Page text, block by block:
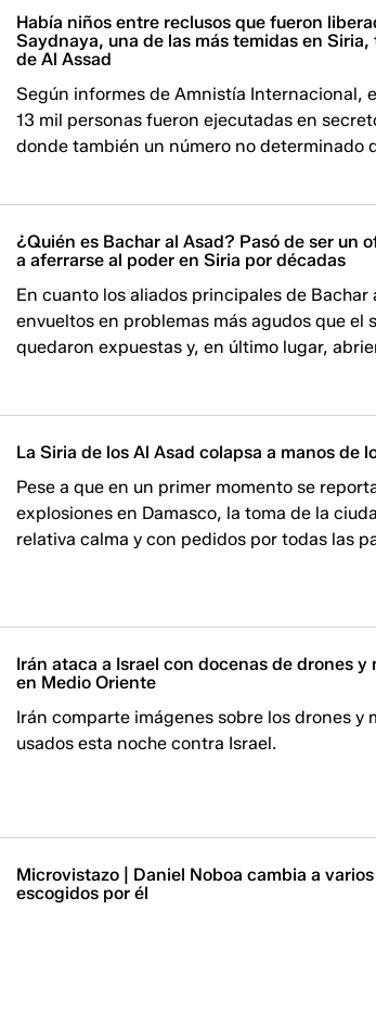
Había niños entre reclusos que fueron
Saydnaya, una de las más temidas en
de Al Assad
Según informes de Amnistía Internacional,
13 mil personas fueron ejecutadas en
donde también un número no determinado
¿Quién es Bachar al Asad? Pasó de ser un
a aferrarse al poder en Siria por décadas
En cuanto los aliados principales de Bachar
envueltos en problemas más agudos que el
quedaron expuestas y, en último lugar,
La Siria de los Al Asad colapsa a manos de
Pese a que en un primer momento se
explosiones en Damasco, la toma de la
relativa calma y con pedidos por todas las
Irán ataca a Israel con docenas de drones
en Medio Oriente
Irán comparte imágenes sobre los drones y
usados esta noche contra Israel.
Microvistazo | Daniel Noboa cambia a
escogidos por él